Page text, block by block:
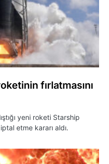
fırlatmasını
yeni roketi Starship
etme kararı aldı.